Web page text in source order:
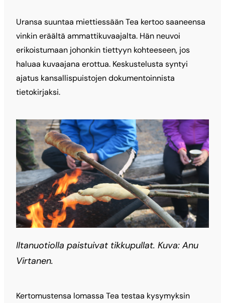
Uransa suuntaa miettiessään Tea kertoo saaneensa
vinkin eräältä ammattikuvaajalta. Hän neuvoi
erikoistumaan johonkin tiettyyn kohteeseen, jos
haluaa kuvaajana erottua. Keskustelusta syntyi
ajatus kansallispuistojen dokumentoinnista
tietokirjaksi.
Iltanuotiolla paistuivat tikkupullat. Kuva: Anu
Virtanen.
Kertomustensa lomassa Tea testaa kysymyksin